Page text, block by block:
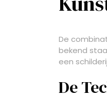
De
bekend
een
De